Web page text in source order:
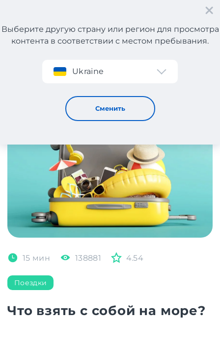
Регистрация
Выберите другую страну или регион для просмотра
контента в соответствии с местом пребывания.
Ukraine
Сменить
Что взять с собой на море?
15 мин 138881 4.54
Поездки
Что взять с собой на море?